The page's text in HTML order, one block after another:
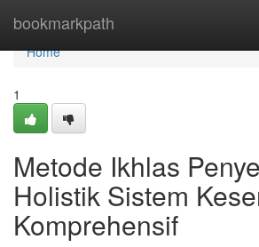
bookmarkpath
Home
Home
1
Metode Ikhlas
Holistik Sistem
Komprehensif